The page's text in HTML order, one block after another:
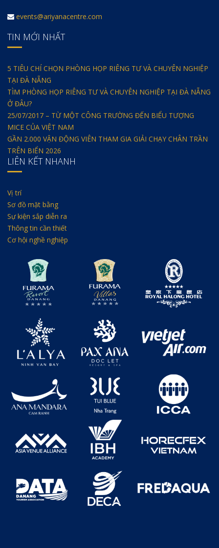
events@ariyanacentre.com
TIN MỚI NHẤT
5 TIÊU CHÍ CHỌN PHÒNG HỌP RIÊNG TƯ VÀ CHUYÊN NGHIỆP
TẠI ĐÀ NẴNG
TÌM PHÒNG HỌP RIÊNG TƯ VÀ CHUYÊN NGHIỆP TẠI ĐÀ NẴNG
Ở ĐÂU?
25/07/2017 – TỪ MỘT CÔNG TRƯỜNG ĐẾN BIỂU TƯỢNG
MICE CỦA VIỆT NAM
GẦN 2.000 VẬN ĐỘNG VIÊN THAM GIA GIẢI CHẠY CHÂN TRẦN
TRÊN BIỂN 2026
LIÊN KẾT NHANH
Vị trí
Sơ đồ mặt bằng
Sự kiện sắp diễn ra
Thông tin cần thiết
Cơ hội nghề nghiệp